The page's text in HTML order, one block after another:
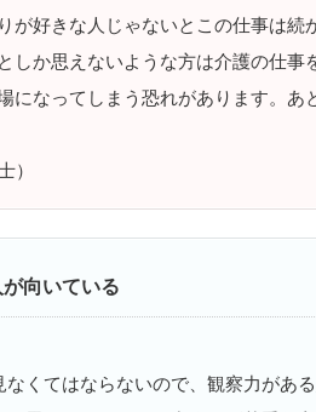
が好きな人じゃないとこの仕事は続
しか思えないような方は介護の仕事
になってしまう恐れがあります。あ
）
向いている
なくてはならないので、観察力があ